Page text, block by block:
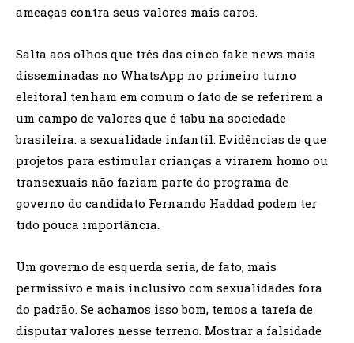
ameaças contra seus valores mais caros.
Salta aos olhos que três das cinco fake news mais
disseminadas no WhatsApp no primeiro turno
eleitoral tenham em comum o fato de se referirem a
um campo de valores que é tabu na sociedade
brasileira: a sexualidade infantil. Evidências de que
projetos para estimular crianças a virarem homo ou
transexuais não faziam parte do programa de
governo do candidato Fernando Haddad podem ter
tido pouca importância.
Um governo de esquerda seria, de fato, mais
permissivo e mais inclusivo com sexualidades fora
do padrão. Se achamos isso bom, temos a tarefa de
disputar valores nesse terreno. Mostrar a falsidade